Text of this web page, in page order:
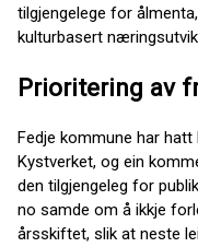
tilgjengelege for
kulturbasert
Prioritering av
Fedje kommune har
Kystverket, og ein
den tilgjengeleg for
no samde om å ikkje
årsskiftet, slik at neste